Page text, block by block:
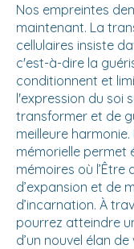
Nos empreintes
maintenant. La
cellulaires insiste
c'est-à-dire la
conditionnent et
l'expression du soi
transformer et de
meilleure
mémorielle permet
mémoires où l’Être
d’expansion et de
d’incarnation. À
pourrez atteindre
d’un nouvel élan de